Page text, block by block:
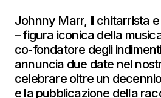
Johnny Marr, il chitarrista
– figura iconica della
co-fondatore degli
annuncia due date nel
celebrare oltre un
e la pubblicazione della